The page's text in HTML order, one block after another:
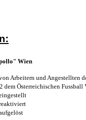
Wien
Arbeitern und Angestellten
dem Österreichischen Fussball